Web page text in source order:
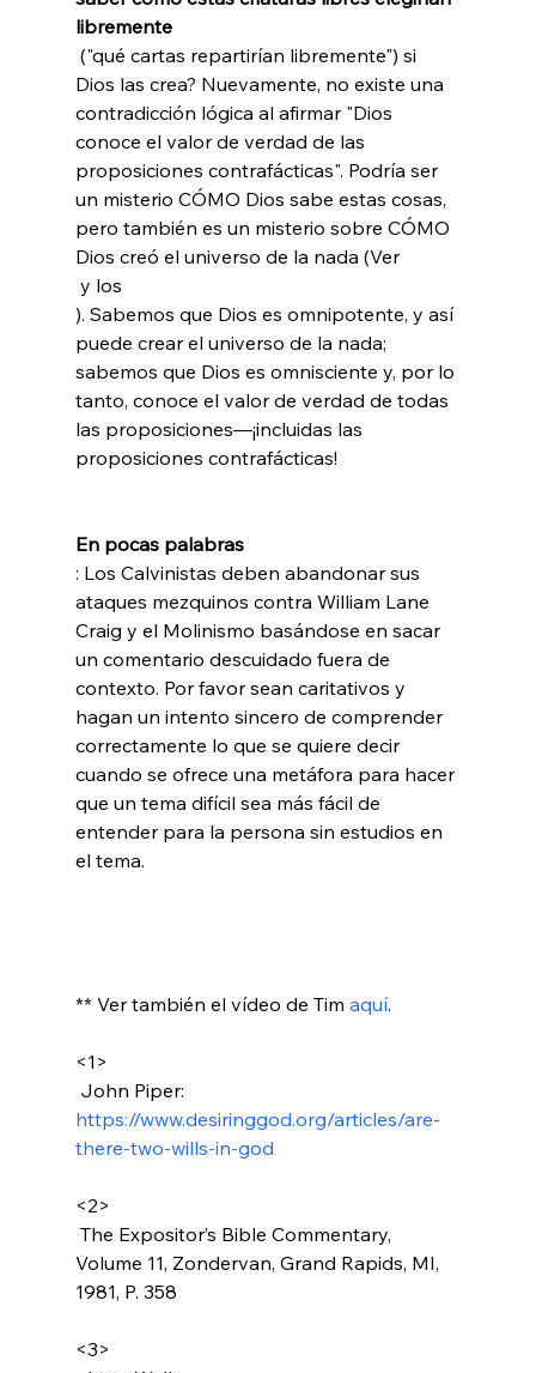
libremente
Dios las crea? Nuevamente, no existe una
contradicción lógica al afirmar "Dios
conoce el valor de verdad de las
proposiciones contrafácticas". Podría ser
un misterio CÓMO Dios sabe estas cosas,
pero también es un misterio sobre CÓMO
Dios creó el universo de la nada (Ver
y los
). Sabemos que Dios es omnipotente, y así
puede crear el universo de la nada;
sabemos que Dios es omnisciente y, por lo
tanto, conoce el valor de verdad de todas
las proposiciones—¡incluidas las
proposiciones contrafácticas!
En pocas palabras
: Los Calvinistas deben abandonar sus
ataques mezquinos contra William Lane
Craig y el Molinismo basándose en sacar
un comentario descuidado fuera de
contexto. Por favor sean caritativos y
hagan un intento sincero de comprender
correctamente lo que se quiere decir
cuando se ofrece una metáfora para hacer
que un tema difícil sea más fácil de
entender para la persona sin estudios en
el tema.
** Ver también el vídeo de Tim aquí.
<1>
John Piper:
https://www.desiringgod.org/articles/are-
there-two-wills-in-god
<2>
Volume 11, Zondervan, Grand Rapids, MI,
1981, P. 358
<3>